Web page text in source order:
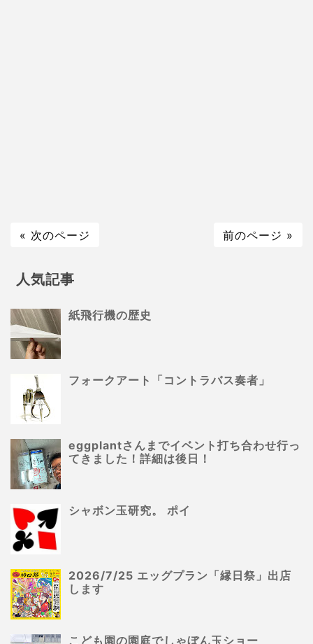
« 次のページ 前のページ »
人気記事
紙飛行機の歴史
フォークアート「コントラバス奏者」
eggplantさんまでイベント打ち合わせ行っ
てきました！詳細は後日！
シャボン玉研究。 ポイ
2026/7/25 エッグプラン「縁日祭」出店
します
こども園の園庭でしゃぼん玉ショー